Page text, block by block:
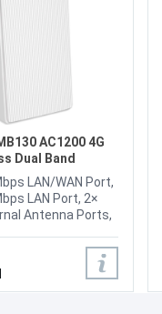
AC1200 4G
Dual Band
LAN/WAN Port,
LAN Port, 2×
Antenna Ports,
Button, Wireless
802.11b/g/n,
GHz, 2.4 GHz, WiFi
Mbps at 5 GHz,